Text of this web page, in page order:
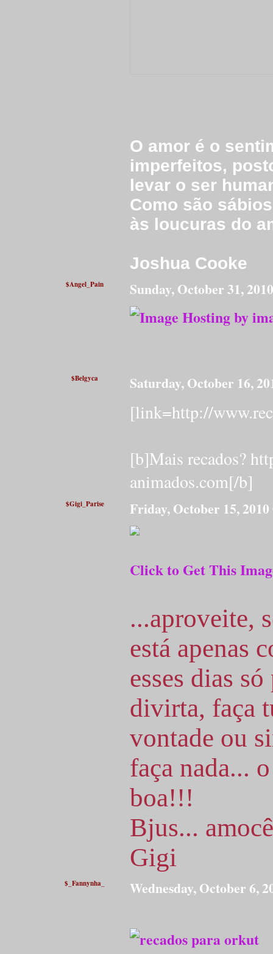
O amor é o
imperfeitos,
levar o ser
Como são
às loucuras do
Joshua Cooke
$Angel_Pain Sunday, October 31,
$Belgyca Saturday, October 16,
[link=http://
[b]Mais recados?
animados.com[/b]
$Gigi_Parise Friday, October 15,
Click to Get This
...aproveite,
está apenas
esses dias
divirta, faça
vontade ou
faça nada...
boa!!!
Bjus... amocê
Gigi
$_Fannynha_ Wednesday, October 6,